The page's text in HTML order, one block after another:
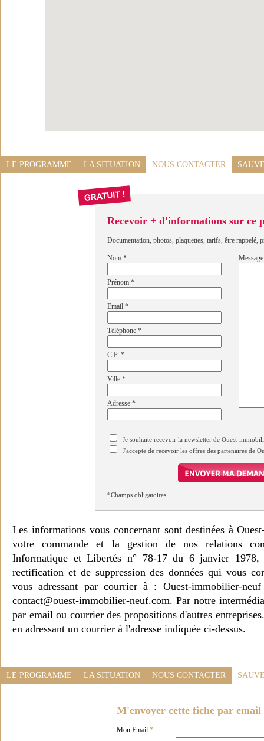
LE PROGRAMME LA SITUATION NOUS CONTACTER
Recevoir + d'informations sur ce
Documentation, photos, plaquettes, tarifs, être rappelé,
Nom *
Prénom *
Email *
Téléphone *
C.P. *
Ville *
Adresse *
Message
Je souhaite recevoir la newsletter de Ouest-
J'accepte de recevoir les offres des partenaires de
*Champs obligatoires
Les informations vous concernant sont destinées à
votre commande et la gestion de nos relations
Informatique et Libertés n° 78-17 du 6 janvier 1978,
rectification et de suppression des données qui vous
vous adressant par courrier à : Ouest-immobilier-
contact@ouest-immobilier-neuf.com. Par notre
par email ou courrier des propositions d'autres
en adressant un courrier à l'adresse indiquée ci-dessus.
LE PROGRAMME LA SITUATION NOUS CONTACTER
M'envoyer cette fiche par email
Mon Email *